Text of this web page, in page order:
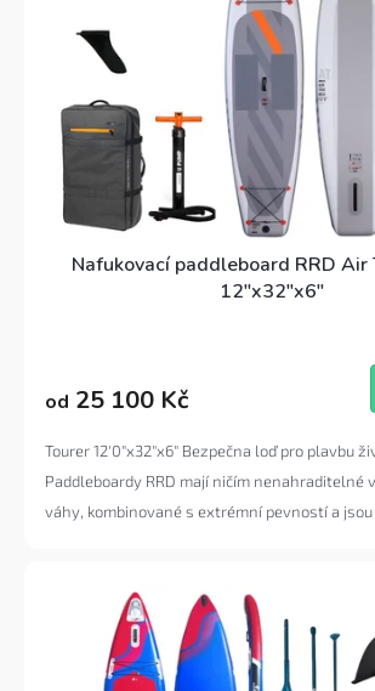
Nafukovací paddleboard RRD Air
12"x32"x6"
je
z
5
hvězdiček.
od 25 100 Kč
Tourer 12'0"x32"x6" Bezpečna loď pro plavbu
Paddleboardy RRD mají ničím nenahraditelné
váhy, kombinované s extrémní pevností a